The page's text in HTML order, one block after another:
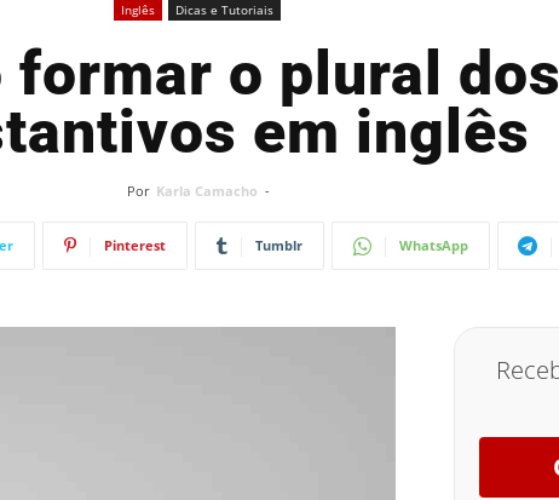
Inglês Dicas e Tutoriais
formar o plural dos
em inglês
Por Karla Camacho -
Pinterest Tumblr WhatsApp